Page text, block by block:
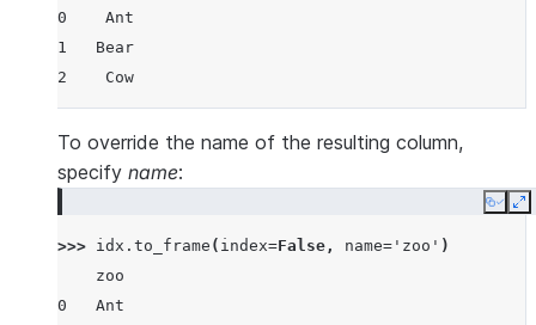
0    Ant
1   Bear
2    Cow
To override the name of the resulting column,
specify name:
Copy
>>> idx . to_frame ( index=False , name= 'zoo' )
    zoo
0   Ant